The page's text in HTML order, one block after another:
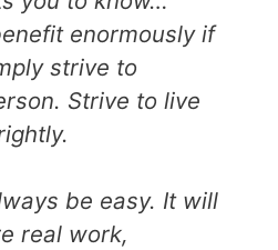
enormously if
strive to
Strive to live
be easy. It will
real work,